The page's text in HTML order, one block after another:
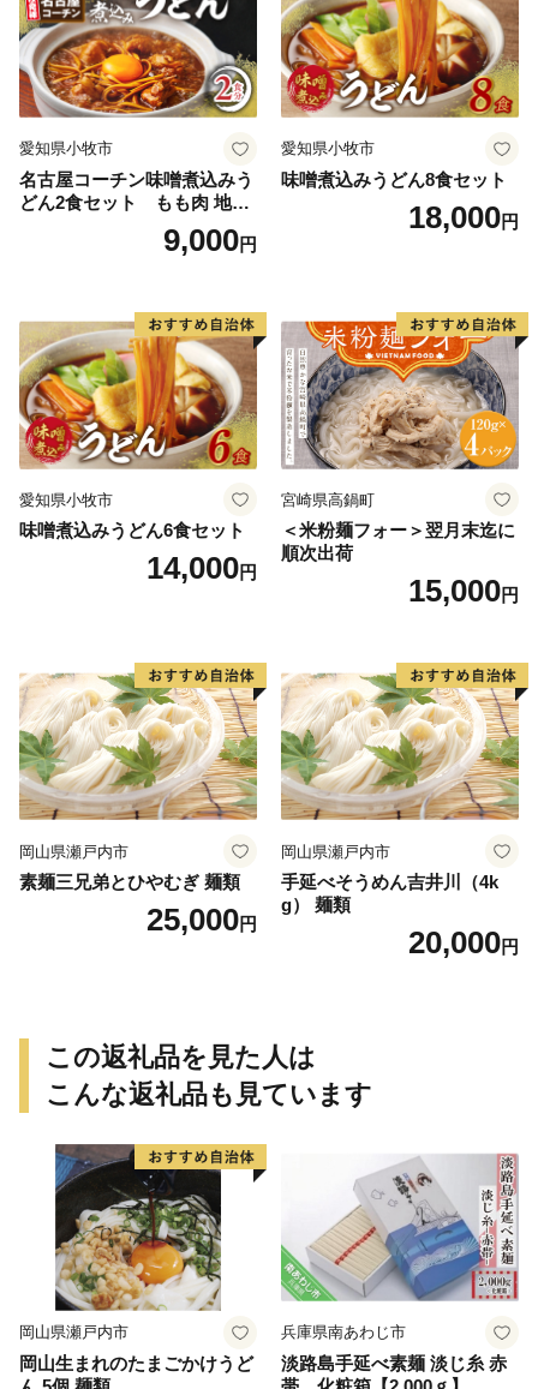
愛知県小牧市
名古屋コーチン味噌煮込みう
どん2食セット もも肉 地鶏
9,000円
愛知県小牧市
味噌煮込みうどん8食セット
18,000円
愛知県小牧市
味噌煮込みうどん6食セット
14,000円
宮崎県高鍋町
＜米粉麺フォー＞翌月末迄に
順次出荷
15,000円
岡山県瀬戸内市
素麺三兄弟とひやむぎ 麺類
25,000円
岡山県瀬戸内市
手延べそうめん吉井川（4k
g） 麺類
20,000円
この返礼品を見た人は
こんな返礼品も見ています
岡山県瀬戸内市
岡山生まれのたまごかけうど
兵庫県南あわじ市
淡路島手延べ素麺 淡じ糸 赤